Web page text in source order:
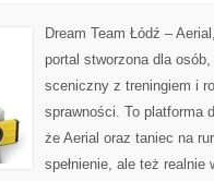
Dream Team Łódź –
portal stworzona dla
sceniczny z treningiem i
sprawności. To platforma
że Aerial oraz taniec na
spełnienie, ale też